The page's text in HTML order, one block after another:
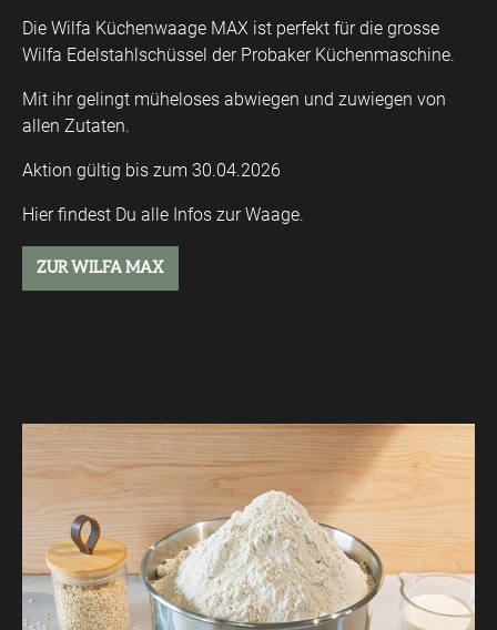
Die Wilfa Küchenwaage MAX ist perfekt für die grosse
Wilfa Edelstahlschüssel der Probaker Küchenmaschine.
Mit ihr gelingt müheloses abwiegen und zuwiegen von
allen Zutaten.
Aktion gültig bis zum 30.04.2026
Hier findest Du alle Infos zur Waage.
ZUR WILFA MAX